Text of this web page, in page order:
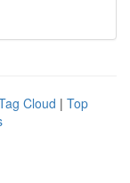
Cloud | Top